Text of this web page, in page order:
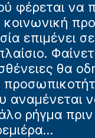
φέρεται να
κοινωνική
επιμένει
θα
αναμένεται
ρήγμα